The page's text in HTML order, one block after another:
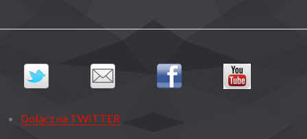
Dołącz na TWITTER